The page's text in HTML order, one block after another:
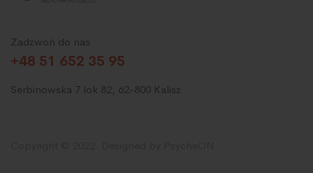
Zadzwoń do nas
+48 51 652 35 95
Serbinowska 7 lok 82, 62-800 Kalisz